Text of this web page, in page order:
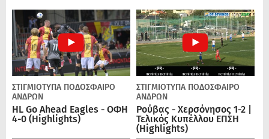
ΣΤΙΓΜΙΟΤΥΠΑ ΠΟΔΌΣΦΑΙΡΟ
ΑΝΔΡΏΝ
HL Go Ahead Eagles - ΟΦΗ
4-0 (Highlights)
ΣΤΙΓΜΙΟΤΥΠΑ ΠΟΔΌΣΦΑΙΡΟ
ΑΝΔΡΏΝ
Ρούβας - Χερσόνησος 1-2 |
Τελικός Κυπέλλου ΕΠΣΗ
(Highlights)